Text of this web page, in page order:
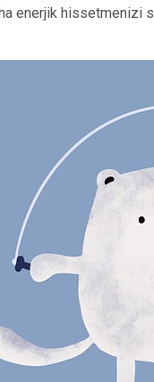
enerjik hissetmenizi